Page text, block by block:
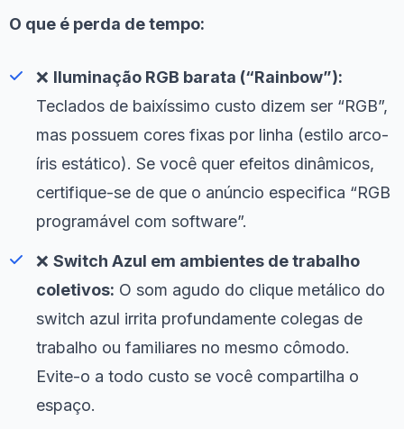
O que é perda de tempo:
❌ Iluminação RGB barata (“Rainbow”):
Teclados de baixíssimo custo dizem ser “RGB”,
mas possuem cores fixas por linha (estilo arco-
íris estático). Se você quer efeitos dinâmicos,
certifique-se de que o anúncio especifica “RGB
programável com software”.
❌ Switch Azul em ambientes de trabalho
coletivos: O som agudo do clique metálico do
switch azul irrita profundamente colegas de
trabalho ou familiares no mesmo cômodo.
Evite-o a todo custo se você compartilha o
espaço.